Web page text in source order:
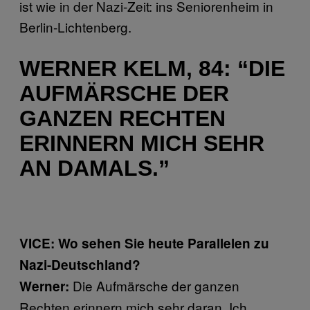
ist wie in der Nazi-Zeit: ins Seniorenheim in
Berlin-Lichtenberg.
WERNER KELM, 84: “DIE
AUFMÄRSCHE DER
GANZEN RECHTEN
ERINNERN MICH SEHR
AN DAMALS.”
VICE: Wo sehen Sie heute Parallelen zu
Nazi-Deutschland?
Werner: Die Aufmärsche der ganzen